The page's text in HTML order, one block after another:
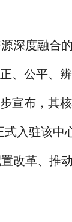
深度融合
、公平、
宣布，其
式入驻该中
改革、推